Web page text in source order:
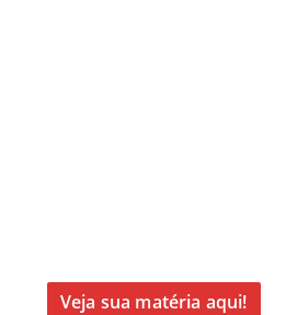
Veja sua matéria aqui!